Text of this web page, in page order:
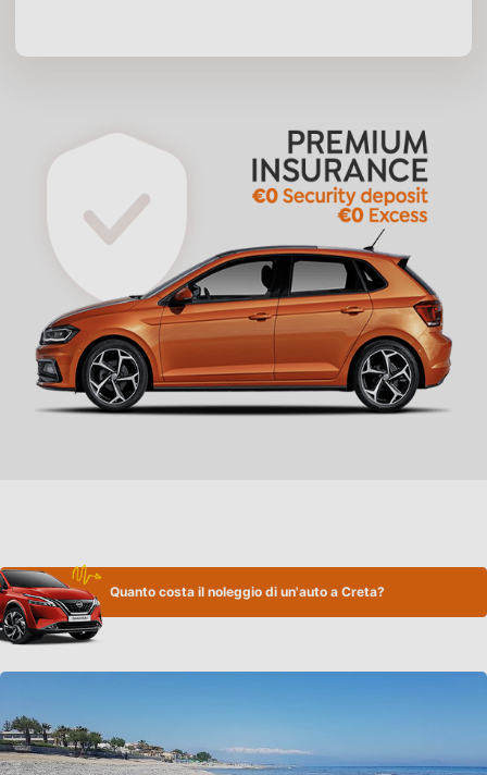
Quanto costa il noleggio di un'auto a Creta?